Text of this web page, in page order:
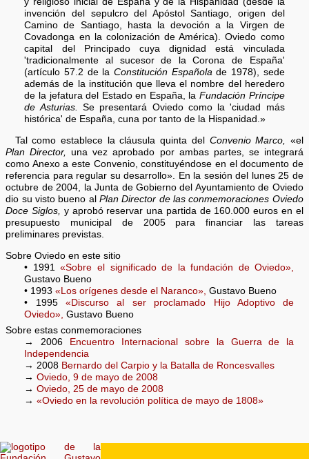
invención del sepulcro del Apóstol Santiago, origen del
Camino de Santiago, hasta la devoción a la Virgen de
Covadonga en la colonización de América). Oviedo como
capital del Principado cuya dignidad está vinculada
'tradicionalmente al sucesor de la Corona de España'
(artículo 57.2 de la Constitución Españolade 1978), sede
además de la institución que lleva el nombre del heredero
de la jefatura del Estado en España, laFundación Príncipe
de Asturias. Se presentará Oviedo como la 'ciudad más
histórica' de España, cuna por tanto de la Hispanidad.»
Tal como establece la cláusula quinta del Convenio Marco, «el
Plan Director, una vez aprobado por ambas partes, se integrará
como Anexo a este Convenio, constituyéndose en el documento de
referencia para regular su desarrollo». En la sesión del lunes 25 de
octubre de 2004, la Junta de Gobierno del Ayuntamiento de Oviedo
dio su visto bueno al Plan Director de las conmemoraciones Oviedo
Doce Siglos, y aprobó reservar una partida de 160.000 euros en el
presupuesto municipal de 2005 para financiar las tareas
preliminares previstas.
Sobre Oviedo en este sitio
• 1991«Sobre el significado de la fundación de Oviedo»,
Gustavo Bueno
• 1993«Los orígenes desde el Naranco», Gustavo Bueno
• 1995«Discurso al ser proclamado Hijo Adoptivo de
Oviedo», Gustavo Bueno
Sobre estas conmemoraciones
→ 2006
Encuentro Internacional sobre la Guerra de la
Independencia
→ 2008 Bernardo del Carpio y la Batalla de Roncesvalles
→Oviedo, 9 de mayo de 2008
→Oviedo, 25 de mayo de 2008
→«Oviedo en la revolución política de mayo de 1808»